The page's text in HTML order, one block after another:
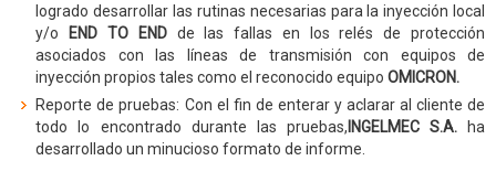
logrado desarrollar las rutinas necesarias para la inyección local
y/o
END TO ENDde las fallas en los relés de protección
asociados con las líneas de transmisión con equipos de
inyección propios tales como el reconocido equipoOMICRON.
Reporte de pruebas: Con el fin de enterar y aclarar al cliente de
todo lo encontrado durante las pruebas, INGELMEC S.A.
ha
desarrollado un minucioso formato de informe.